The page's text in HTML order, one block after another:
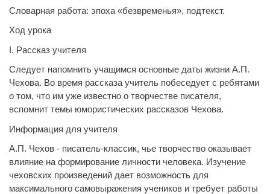
Словарная работа: эпоха «безвременья», подтекст.
Ход урока
I. Рассказ учителя
Следует напомнить учащимся основные даты жизни А.П.
Чехова. Во время рассказа учитель побеседует с ребятами
о том, что им уже известно о творчестве писателя,
вспомнит темы юмористических рассказов Чехова.
Информация для учителя
А.П. Чехов - писатель-классик, чье творчество оказывает
влияние на формирование личности человека. Изучение
чеховских произведений дает возможность для
максимального самовыражения учеников и требует работы